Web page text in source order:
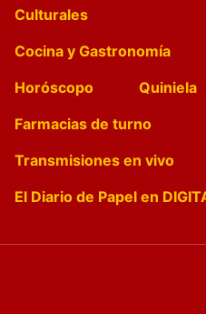
Culturales
Cocina y Gastronomía
Horóscopo
Quiniela
Farmacias de turno
Transmisiones en vivo
El Diario de Papel en